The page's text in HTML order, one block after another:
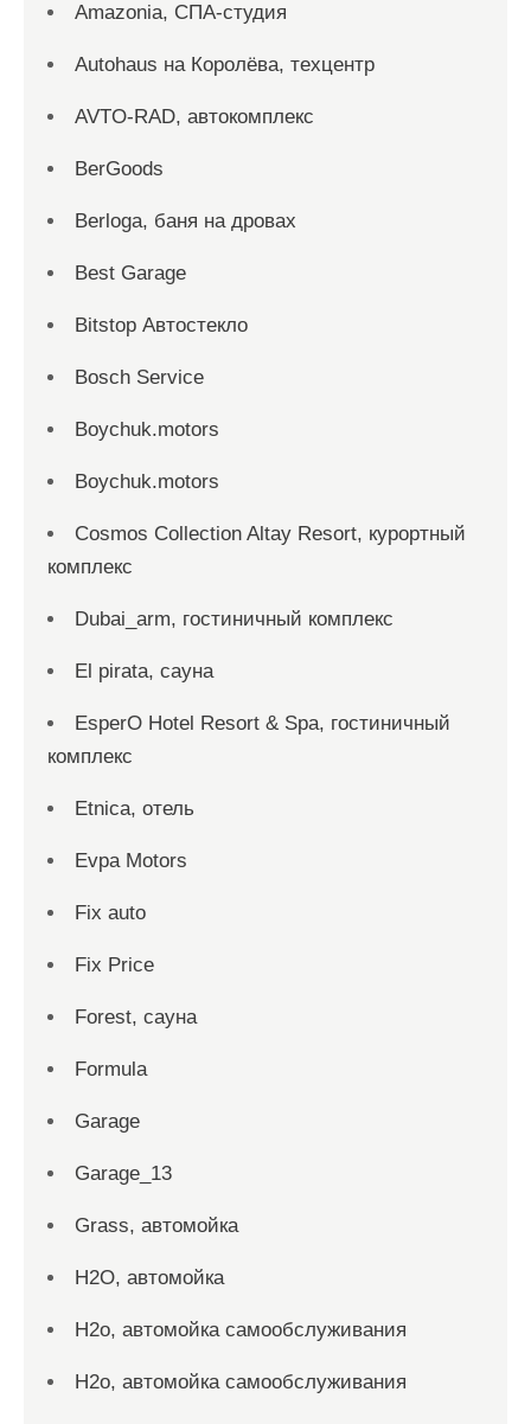
Amazonia, СПА-студия
Autohaus на Королёва, техцентр
AVTO-RAD, автокомплекс
BerGoods
Berloga, баня на дровах
Best Garage
Bitstop Автостекло
Bosch Service
Boychuk.motors
Boychuk.motors
Cosmos Collection Altay Resort, курортный
комплекс
Dubai_arm, гостиничный комплекс
El pirata, сауна
EsperO Hotel Resort & Spa, гостиничный
комплекс
Etnica, отель
Evpa Motors
Fix auto
Fix Price
Forest, сауна
Formula
Garage
Garage_13
Grass, автомойка
H2O, автомойка
H2o, автомойка самообслуживания
H2o, автомойка самообслуживания